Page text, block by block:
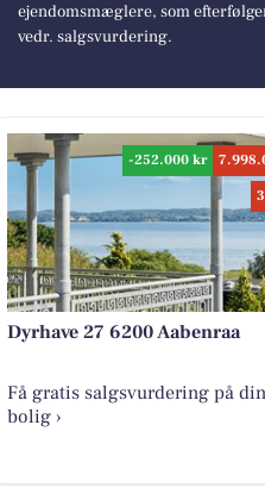
ejendomsmæglere, som
vedr. salgsvurdering.
-252.000 kr
Dyrhave 27 6200 Aabenraa
Få gratis salgsvurdering på din
bolig ›